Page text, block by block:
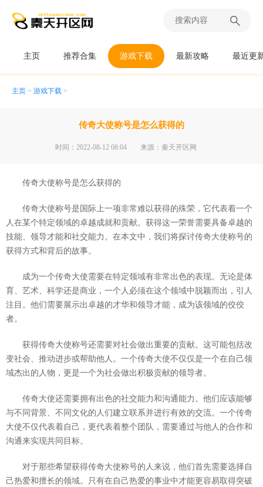
主页 推荐合集 游戏下载 最新攻略 最近更
主页 > 游戏下载 >
传奇大使称号是怎么获得的
时间：2022-08-12 08:04 来源：秦天开区网
传奇大使称号是怎么获得的
传奇大使称号是国际上一项非常难以获得的殊荣，它代表着一个
人在某个特定领域的卓越成就和贡献。获得这一荣誉需要具备卓越的
技能、领导才能和社交能力。在本文中，我们将探讨传奇大使称号的
获得方式和背后的故事。
成为一个传奇大使需要在特定领域有非常出色的表现。无论是体
育、艺术、科学还是商业，一个人必须在这个领域中脱颖而出，引人
注目。他们需要展示出卓越的才华和领导才能，成为该领域的佼佼
者。
获得传奇大使称号还需要对社会做出重要的贡献。这可能包括改
变社会、推动进步或帮助他人。一个传奇大使不仅仅是一个在自己领
域杰出的人物，更是一个为社会做出积极贡献的领导者。
传奇大使还需要拥有出色的社交能力和沟通能力。他们应该能够
与不同背景、不同文化的人们建立联系并进行有效的交流。一个传奇
大使不仅代表着自己，更代表着整个团队，需要通过与他人的合作和
沟通来实现共同目标。
对于那些希望获得传奇大使称号的人来说，他们首先需要选择自
己热爱和擅长的领域。只有在自己热爱的事业中才能更容易取得突破